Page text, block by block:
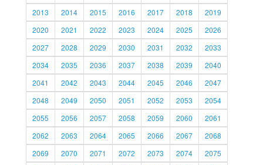
2013
2014 2015 2016 2017 2018
2019
2020
2021 2022 2023 2024 2025
2026
2027
2028 2029 2030 2031 2032
2033
2034
2035 2036 2037 2038 2039
2040
2041
2042 2043 2044 2045 2046
2047
2048
2049 2050 2051 2052 2053
2054
2055
2056 2057 2058 2059 2060
2061
2062
2063 2064 2065 2066 2067
2068
2069
2070 2071 2072 2073 2074
2075